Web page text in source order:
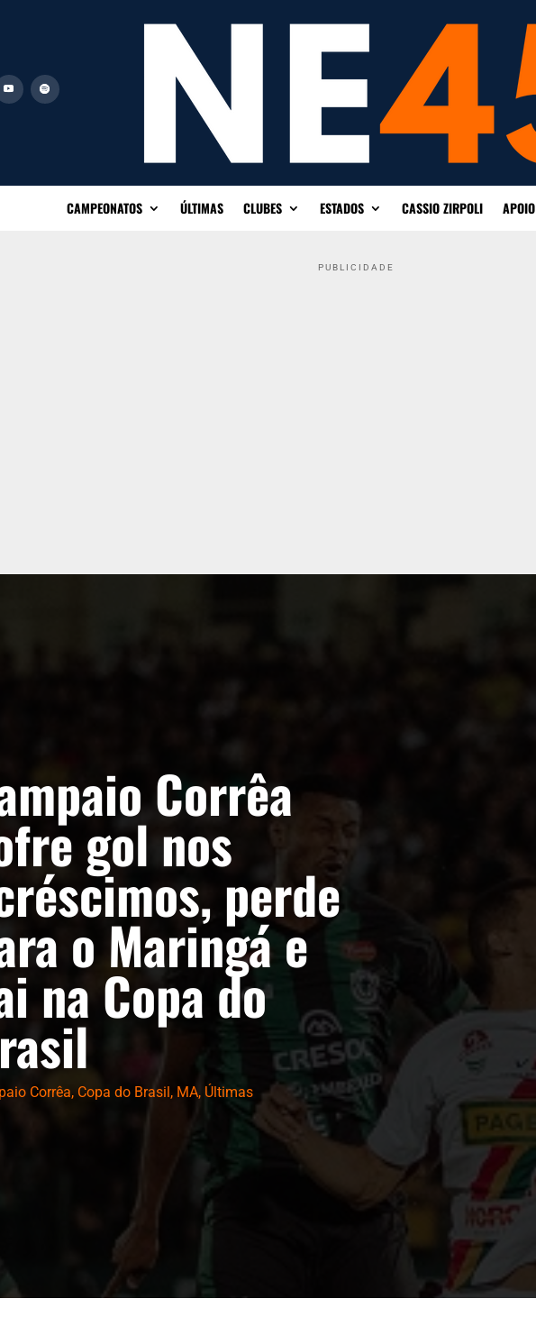
CAMPEONATOS ÚLTIMAS CLUBES ESTADOS CASSIO ZIRPOLI APOIO
PUBLICIDADE
Corrêa
gol nos
perde
o Maringá e
na Copa do
Corrêa, Copa do Brasil, MA, Últimas